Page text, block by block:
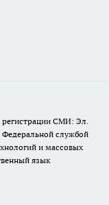
СМИ: Эл.
Федеральной службой
и массовых
язык